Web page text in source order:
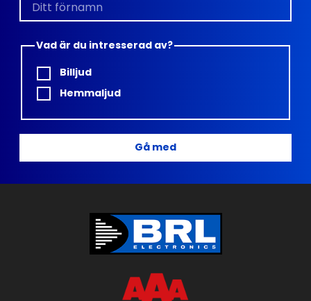
Vad är du intresserad av?
Billjud
Hemmaljud
Gå med